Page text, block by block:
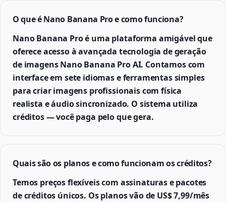
O que é Nano Banana Pro e como funciona?
Nano Banana Pro é uma plataforma amigável que
oferece acesso à avançada tecnologia de geração
de imagens Nano Banana Pro AI. Contamos com
interface em sete idiomas e ferramentas simples
para criar imagens profissionais com física
realista e áudio sincronizado. O sistema utiliza
créditos — você paga pelo que gera.
Quais são os planos e como funcionam os créditos?
Temos preços flexíveis com assinaturas e pacotes
de créditos únicos. Os planos vão de US$ 7,99/mês